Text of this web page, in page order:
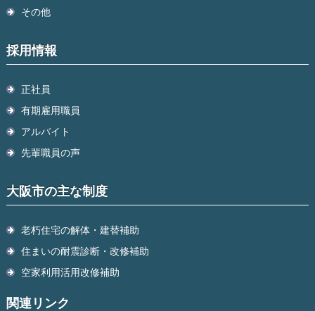
その他
採用情報
正社員
有期雇用職員
アルバイト
先輩職員の声
大阪市の主な制度
老朽住宅の解体・建替補助
住まいの耐震診断・改修補助
空家利用活用改修補助
関連リンク